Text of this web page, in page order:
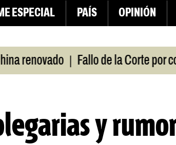
ESPECIAL PAÍS OPINIÓN
| Fallo de la Corte por
y